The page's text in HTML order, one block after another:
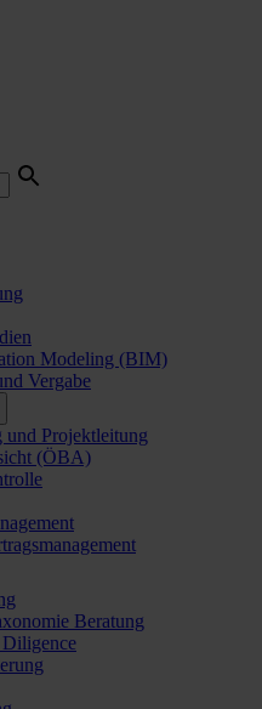
Modeling (BIM)
Vergabe
und Projektleitung
(ÖBA)
Beratung